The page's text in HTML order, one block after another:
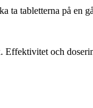
ta tabletterna på en
och